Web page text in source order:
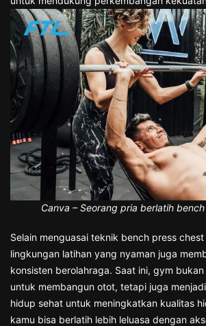
Canva – Seorang pria berlatih
Selain menguasai teknik bench press
lingkungan latihan yang nyaman juga
konsisten berolahraga. Saat ini, gym
untuk membangun otot, tetapi juga
hidup sehat untuk meningkatkan kualitas
kamu bisa berlatih lebih leluasa dengan